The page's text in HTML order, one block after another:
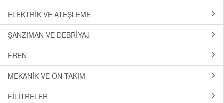
ELEKTRİK VE ATEŞLEME
ŞANZIMAN VE DEBRİYAJ
FREN
MEKANİK VE ÖN TAKIM
FİLİTRELER